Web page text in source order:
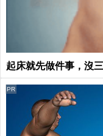
起床就先做件事，沒
PR